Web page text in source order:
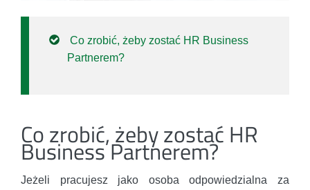
Co zrobić, żeby zostać HR Business
Partnerem?
Co zrobić, żeby zostać HR
Business Partnerem?
Jeżeli pracujesz jako osoba odpowiedzialna za